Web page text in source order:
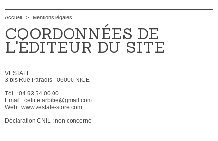
Accueil > Mentions légales
COORDONNÉES DE
L'ÉDITEUR DU SITE
VESTALE
3 bis Rue Paradis - 06000 NICE
Tél. : 04 93 54 00 00
Email : celine.arbibe@gmail.com
Web : www.vestale-store.com
Déclaration CNIL : non concerné